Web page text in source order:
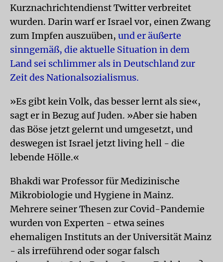
Kurznachrichtendienst Twitter verbreitet
wurden. Darin warf er Israel vor, einen Zwang
zum Impfen auszuüben, und er äußerte
sinngemäß, die aktuelle Situation in dem
Land sei schlimmer als in Deutschland zur
Zeit des Nationalsozialismus.
»Es gibt kein Volk, das besser lernt als sie«,
sagt er in Bezug auf Juden. »Aber sie haben
das Böse jetzt gelernt und umgesetzt, und
deswegen ist Israel jetzt living hell - die
lebende Hölle.«
Bhakdi war Professor für Medizinische
Mikrobiologie und Hygiene in Mainz.
Mehrere seiner Thesen zur Covid-Pandemie
wurden von Experten - etwa seines
ehemaligen Instituts an der Universität Mainz
- als irreführend oder sogar falsch